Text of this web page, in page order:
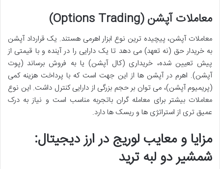
معاملات آپشن (Options Trading)
معاملات آپشن، پیچیده ترین نوع ابزار اهرمی هستند. یک قرارداد آپشن
به خریدار حق (نه تعهد) می دهد تا یک دارایی را در آینده و با قیمتی از
پیش تعیین شده، خریداری (کال آپشن) یا به فروش برساند (پوت
آپشن). اهرم در آپشن ها از این جهت است که با پرداخت هزینه کمی
(پریمیوم آپشن)، می توان بر حجم بزرگی از دارایی کنترل داشت. این نوع
معاملات بیشتر برای معامله گران باتجربه مناسب است و نیاز به درک
عمیق تری از استراتژی ها و ریسک ها دارد.
مزایا و معایب لوریج در ارز دیجیتال:
شمشیر دو لبه ترید